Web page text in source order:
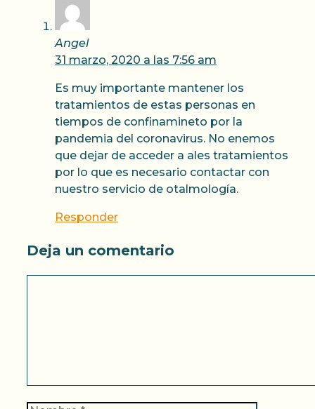
Angel
31 marzo, 2020 a las 7:56 am
Es muy importante mantener los
tratamientos de estas personas en
tiempos de confinamineto por la
pandemia del coronavirus. No enemos
que dejar de acceder a ales tratamientos
por lo que es necesario contactar con
nuestro servicio de otalmología.
Responder
Deja un comentario